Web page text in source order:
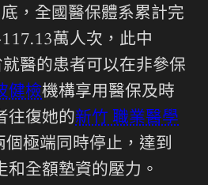
全國醫保體系累計完
萬人次，此中
醫的患者可以在非參保
健檢機構享用醫保及時
往復她的新竹 職業醫學
個極端同時停止，達到
和全額墊資的壓力。